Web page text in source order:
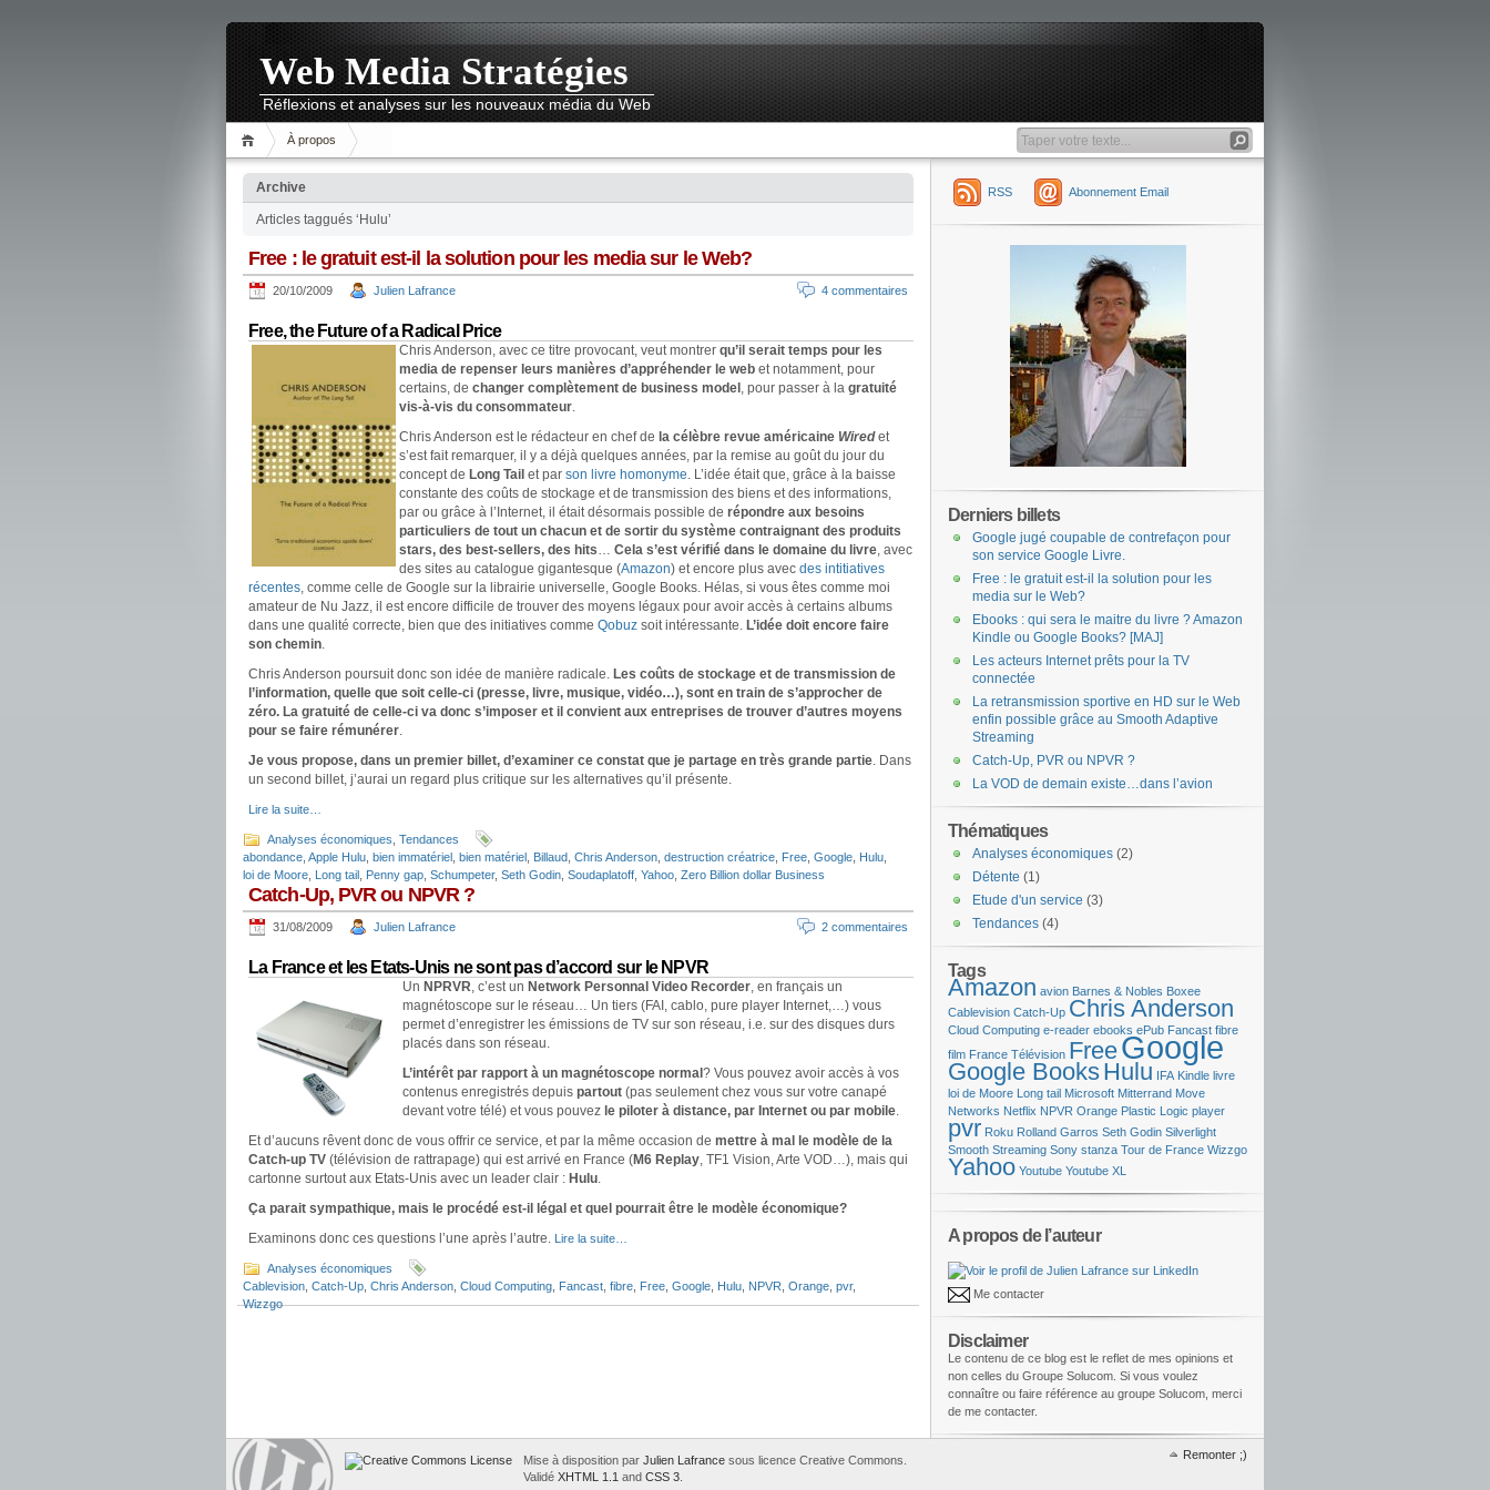
Web Media Stratégies
Réflexions et analyses sur les nouveaux média du Web
À propos
Archive
Articles taggués ‘Hulu’
Free : le gratuit est-il la solution pour les media sur le Web?
20/10/2009 Julien Lafrance 4 commentaires
Free, the Future of a Radical Price
Chris Anderson, avec ce titre provocant, veut montrer qu’il serait temps pour les
media de repenser leurs manières d’appréhender le web et notamment, pour
certains, de changer complètement de business model , pour passer à la gratuité
vis-à-vis du consommateur.
Chris Anderson est le rédacteur en chef de la célèbre revue américaine Wiredet
s’est fait remarquer, il y a déjà quelques années, par la remise au goût du jour du
concept de Long Tail et par son livre homonyme. L’idée était que, grâce à la baisse
constante des coûts de stockage et de transmission des biens et des informations,
par ou grâce à l’Internet, il était désormais possible de répondre aux besoins
particuliers de tout un chacun et de sortir du système contraignant des produits
stars, des best-sellers, des hits… Cela s’est vérifié dans le domaine du livre, avec
des sites au catalogue gigantesque (Amazon) et encore plus avec des intitiatives
récentes, comme celle de Google sur la librairie universelle, Google Books. Hélas, si vous êtes comme moi
amateur de Nu Jazz, il est encore difficile de trouver des moyens légaux pour avoir accès à certains albums
dans une qualité correcte, bien que des initiatives comme Qobuz soit intéressante. L’idée doit encore faire
son chemin.
Chris Anderson poursuit donc son idée de manière radicale. Les coûts de stockage et de transmission de
l’information, quelle que soit celle-ci (presse, livre, musique, vidéo…), sont en train de s’approcher de
zéro. La gratuité de celle-ci va donc s’imposer et il convient aux entreprises de trouver d’autres moyens
pour se faire rémunérer.
Je vous propose, dans un premier billet, d’examiner ce constat que je partage en très grande partie. Dans
un second billet, j’aurai un regard plus critique sur les alternatives qu’il présente.
Lire la suite…
Analyses économiques Tendances
abondance Apple Hulu bien immatériel bien matériel Billaud Chris Anderson destruction créatrice Free Google Hulu
loi de Moore Long tail Penny gap Schumpeter, Seth Godin Soudaplatoff Yahoo Zero Billion dollar Business
Catch-Up, PVR ou NPVR ?
31/08/2009 Julien Lafrance 2 commentaires
La France et les Etats-Unis ne sont pas d’accord sur le NPVR
Un NPRVR, c’est un Network Personnal Video Recorder, en français un
magnétoscope sur le réseau… Un tiers (FAI, cablo, pure player Internet,…) vous
permet d’enregistrer les émissions de TV sur son réseau, i.e. sur des disques durs
placés dans son réseau.
L’intérêt par rapport à un magnétoscope normal ? Vous pouvez avoir accès à vos
contenus enregistrés depuis partout (pas seulement chez vous sur votre canapé
devant votre télé) et vous pouvez le piloter à distance, par Internet ou par mobile.
Et d’aucuns rêvent donc de vous offrir ce service, et par la même occasion de mettre à mal le modèle de la
Catch-up TV (télévision de rattrapage) qui est arrivé en France (M6 Replay, TF1 Vision, Arte VOD…), mais qui
cartonne surtout aux Etats-Unis avec un leader clair : Hulu.
Ça parait sympathique, mais le procédé est-il légal et quel pourrait être le modèle économique?
Examinons donc ces questions l’une après l’autre. Lire la suite…
Analyses économiques
Cablevision Catch-Up Chris Anderson Cloud Computing Fancast fibre Free Google Hulu NPVR Orange pvr,
Wizzgo
RSS Abonnement Email
Derniers billets
Google jugé coupable de contrefaçon pour
son service Google Livre.
Free : le gratuit est-il la solution pour les
media sur le Web?
Ebooks : qui sera le maitre du livre ? Amazon
Kindle ou Google Books? [MAJ]
Les acteurs Internet prêts pour la TV
connectée
La retransmission sportive en HD sur le Web
enfin possible grâce au Smooth Adaptive
Streaming
Catch-Up, PVR ou NPVR ?
La VOD de demain existe…dans l’avion
Thématiques
Analyses économiques (2)
Détente (1)
Etude d'un service (3)
Tendances (4)
Tags
Amazon avion Barnes & Nobles Boxee
Cablevision Catch-Up Chris Anderson
Cloud Computing e-reader ebooks ePub Fancast fibre
film France Télévision FreeGoogle
Google BooksHulu IFA Kindle livre
loi de Moore Long tail Microsoft Mitterrand Move
Networks Netflix NPVR Orange Plastic Logic player
pvr Roku Rolland Garros Seth Godin Silverlight
Smooth Streaming Sony stanza Tour de France Wizzgo
Yahoo Youtube Youtube XL
A propos de l’auteur
Me contacter
Disclaimer
Le contenu de ce blog est le reflet de mes opinions et
non celles du Groupe Solucom. Si vous voulez
connaître ou faire référence au groupe Solucom, merci
de me contacter.
Remonter ;)
Mise à disposition par Julien Lafrance sous licence Creative Commons.
Validé XHTML 1.1 and CSS 3